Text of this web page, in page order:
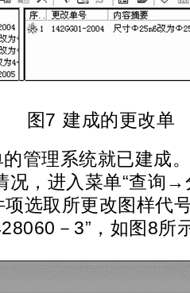
图7 建成的更改单
管理系统就已建成
况，进入菜单“查询→
项选取所更改图样代
－3”，如图8所